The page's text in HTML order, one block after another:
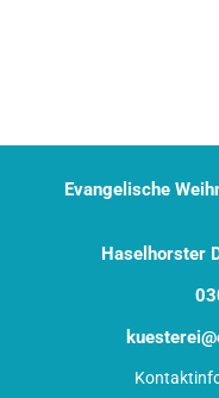
Evangelische
Haselhorster